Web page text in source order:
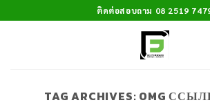
to
ติดต่อสอบถาม 08 2519
TAG ARCHIVES: OMG